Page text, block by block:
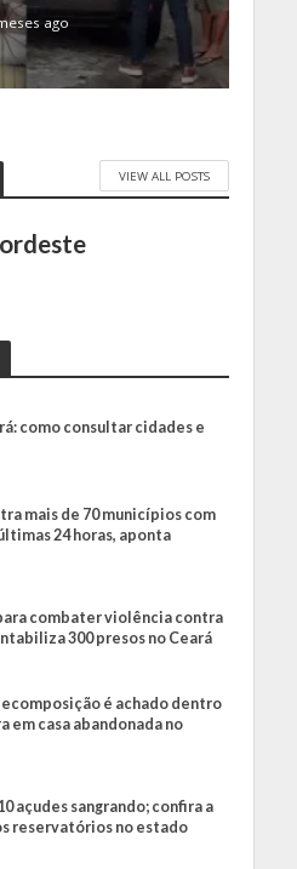
ago
VIEW ALL POSTS
como consultar cidades e
mais de 70 municípios com
24 horas, aponta
combater violência contra
300 presos no Ceará
é achado dentro
em casa abandonada no
açudes sangrando; confira a
reservatórios no estado